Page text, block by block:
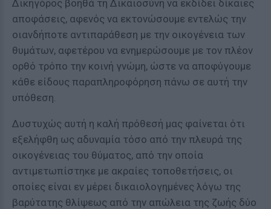
Δικηγόρος βοηθά τη Δικαιοσύνη να εκδίδει δίκαιες
αποφάσεις, αφενός να εκτονώσουμε εντελώς την
οιανδήποτε αντιπαράθεση με την οικογένεια των
θυμάτων, αφετέρου να ενημερώσουμε με τον πλέον
ορθό τρόπο την κοινή γνώμη, ώστε να αποφύγουμε
κάθε είδους παραπληροφόρηση πάνω σε αυτή την
υπόθεση.
Δυστυχώς αυτή η καλή πρόθεσή μας φαίνεται ότι
εξελήφθη ως αδυναμία τόσο από την πλευρά της
οικογένειας του θύματος, από την οποία
αντιμετωπίστηκε με ακραίες τοποθετήσεις, οι
οποίες είναι εν μέρει δικαιολογημένες λόγω της
βαρύτατης θλίψεως από την απώλεια της ζωής δύο